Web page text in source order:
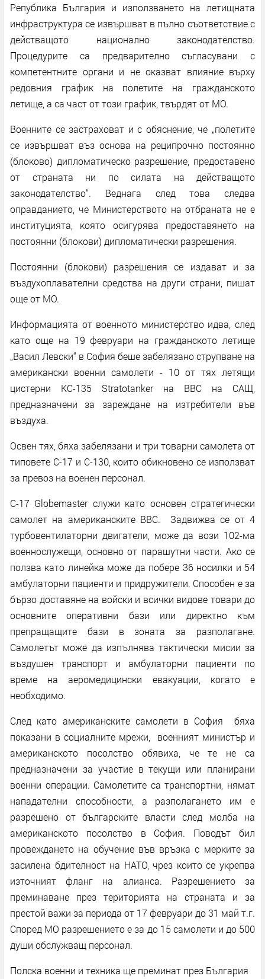
Република България и използването на летищната
инфраструктура се извършват в пълно съответствие с
действащото национално законодателство.
Процедурите са предварително съгласувани с
компетентните органи и не оказват влияние върху
редовния график на полетите на гражданското
летище, а са част от този график, твърдят от МО.
Военните се застраховат и с обяснение, че „полетите
се извършват въз основа на реципрочно постоянно
(блоково) дипломатическо разрешение, предоставено
от страната ни по силата на действащото
законодателство“. Веднага след това следва
оправданието, че Министерството на отбраната не е
институцията, която осигурява предоставянето на
постоянни (блокови) дипломатически разрешения.
Постоянни (блокови) разрешения се издават и за
въздухоплавателни средства на други страни, пишат
още от МО.
Информацията от военното министерство идва, след
като още на 19 февруари на гражданското летище
„Васил Левски“ в София беше забелязано струпване на
американски военни самолети - 10 от тях летящи
цистерни KC-135 Stratotanker на ВВС на САЩ,
предназначени за зареждане на изтребители във
въздуха.
Освен тях, бяха забелязани и три товарни самолета от
типовете C-17 и C-130, които обикновено се използват
за превоз на военен персонал.
C-17 Globemaster служи като основен стратегически
самолет на американските ВВС. Задвижва се от 4
турбовентилаторни двигатели, може да вози 102-ма
военнослужещи, основно от парашутни части. Ако се
ползва като линейка може да побере 36 носилки и 54
амбулаторни пациенти и придружители. Способен е за
бързо доставяне на войски и всички видове товари до
основните оперативни бази или директно към
препращащите бази в зоната за разполагане.
Самолетът може да изпълнява тактически мисии за
въздушен транспорт и амбулаторни пациенти по
време на аеромедицински евакуации, когато е
необходимо.
След като американските самолети в София бяха
показани в социалните мрежи, военният министър и
американското посолство обявиха, че те не са
предназначени за участие в текущи или планирани
военни операции. Самолетите са транспортни, нямат
нападателни способности, а разполагането им е
разрешено от българските власти след молба на
американското посолство в София. Поводът бил
провеждането на обучение във връзка с мерките за
засилена бдителност на НАТО, чрез които се укрепва
източният фланг на алианса. Разрешението за
преминаване през територията на страната и за
престой важи за периода от 17 февруари до 31 май т.г.
Според МО разрешението е за до 15 самолети и до 500
души обслужващ персонал.
Полска военни и техника ще преминат през България